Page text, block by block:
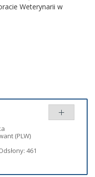
Weterynarii w
(PLW)
461